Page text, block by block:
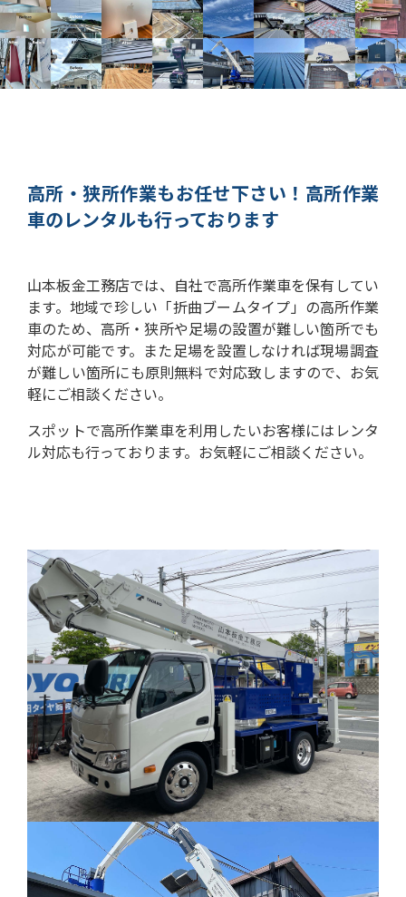
高所・狭所作業もお任せ下さい！ 高所作業
車のレンタルも行っております
山本板金工務店では、自社で高所作業車を保有してい
ます。 地域で珍しい「折曲ブームタイプ」の高所作業
車のため、高所・狭所や足場の設置が難しい箇所でも
対応が可能です。 また足場を設置しなければ現場調査
が難しい箇所にも原則無料で対応致しますので、お気
軽にご相談ください。
スポットで高所作業車を利用したいお客様にはレンタ
ル対応も行っております。お気軽にご相談ください。